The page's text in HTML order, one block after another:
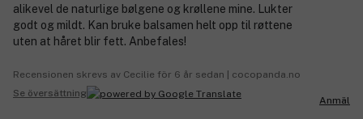
alikevel de naturlige bølgene og krøllene mine. Lukter
godt og mildt. Kan bruke balsamen helt opp til røttene
uten at håret blir fett. Anbefales!
Recensionen skrevs av Cecilie för 6 år sedan | cocopanda.no
Se översättning
Anmäl